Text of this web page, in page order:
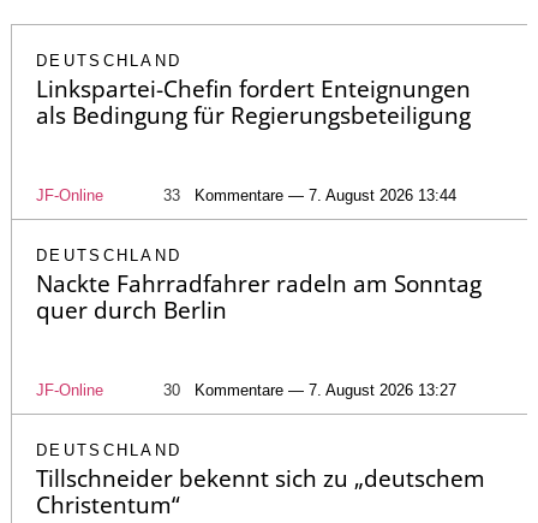
DEUTSCHLAND
Linkspartei-Chefin fordert Enteignungen
als Bedingung für Regierungsbeteiligung
JF-Online 33 Kommentare — 7. August 2026 13:44
DEUTSCHLAND
Nackte Fahrradfahrer radeln am Sonntag
quer durch Berlin
JF-Online 30 Kommentare — 7. August 2026 13:27
DEUTSCHLAND
Tillschneider bekennt sich zu „deutschem
Christentum“